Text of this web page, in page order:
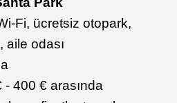
Fi, ücretsiz otopark,
aile odası
400 € arasında